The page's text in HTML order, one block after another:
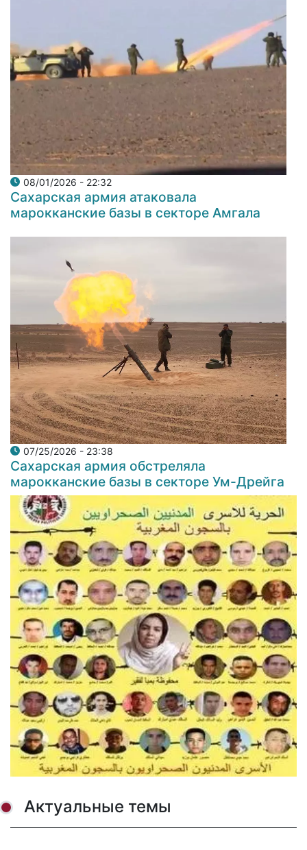
08/01/2026 - 22:32
Сахарская армия атаковала
марокканские базы в секторе Амгала
07/25/2026 - 23:38
Сахарская армия обстреляла
марокканские базы в секторе Ум-Дрейга
Актуальные темы